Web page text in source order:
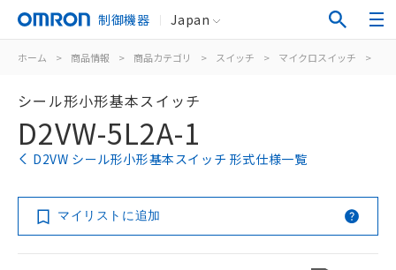
制御機器 Japan
ホーム > 商品情報 > 商品カテゴリ > スイッチ > マイクロスイッチ >
シール形小形基本スイッチ
D2VW-5L2A-1
D2VW シール形小形基本スイッチ 形式仕様一覧
マイリストに追加